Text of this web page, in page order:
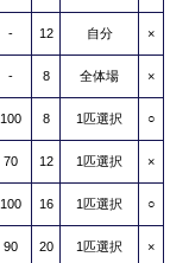
- 12 自分 ×
- 8 全体場 ×
100 8 1匹選択 ○
70 12 1匹選択 ×
100 16 1匹選択 ○
90 20 1匹選択 ×